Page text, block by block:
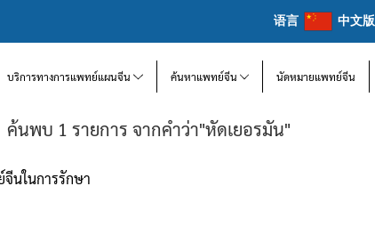
语言 中文版
บริการทางการแพทย์แผนจีน ค้นหาแพทย์จีน นัดหมายแพทย์จีน
ค้นพบ 1 รายการ จากคำว่า"หัดเยอรมัน"
นในการรักษา